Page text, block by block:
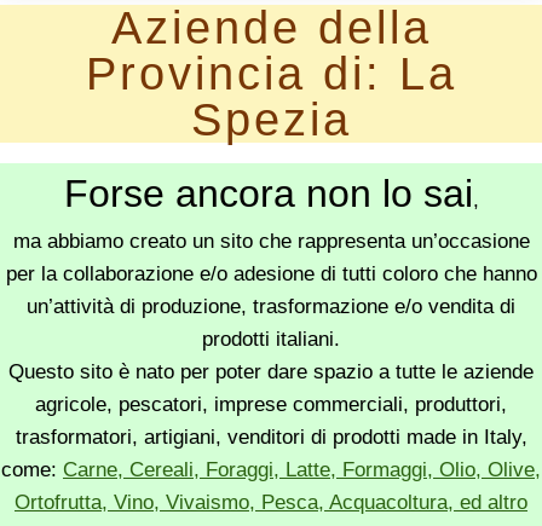
Aziende della
Provincia di: La
Spezia
Forse ancora non lo sai,
ma abbiamo creato un sito che rappresenta un’occasione
per la collaborazione e/o adesione di tutti coloro che hanno
un’attività di produzione, trasformazione e/o vendita di
prodotti italiani.
Questo sito è nato per poter dare spazio a tutte le aziende
agricole, pescatori, imprese commerciali, produttori,
trasformatori, artigiani, venditori di prodotti made in Italy,
come: Carne, Cereali, Foraggi, Latte, Formaggi, Olio, Olive,
Ortofrutta, Vino, Vivaismo, Pesca, Acquacoltura, ed altro